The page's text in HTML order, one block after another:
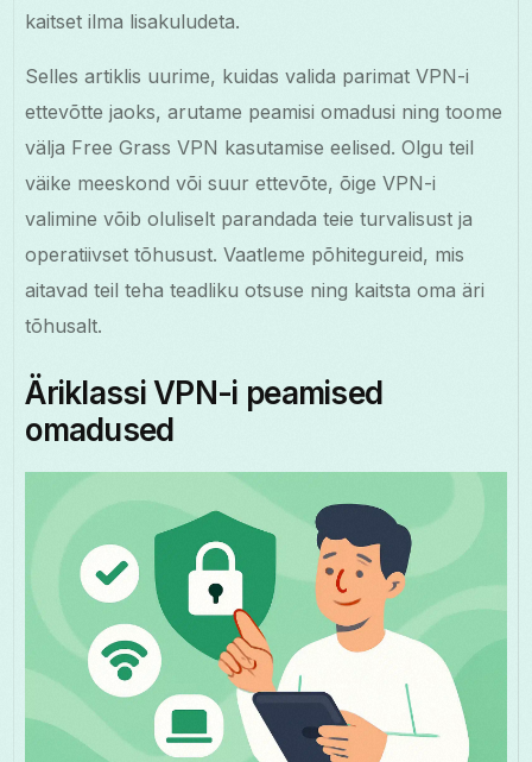
kaitset ilma lisakuludeta.
Selles artiklis uurime, kuidas valida parimat VPN-i
ettevõtte jaoks, arutame peamisi omadusi ning toome
välja Free Grass VPN kasutamise eelised. Olgu teil
väike meeskond või suur ettevõte, õige VPN-i
valimine võib oluliselt parandada teie turvalisust ja
operatiivset tõhusust. Vaatleme põhitegureid, mis
aitavad teil teha teadliku otsuse ning kaitsta oma äri
tõhusalt.
Äriklassi VPN-i peamised
omadused